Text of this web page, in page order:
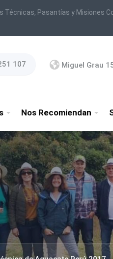
Técnicas, Pasantías y Misiones
107 Miguel Grau
Nos Recomiendan